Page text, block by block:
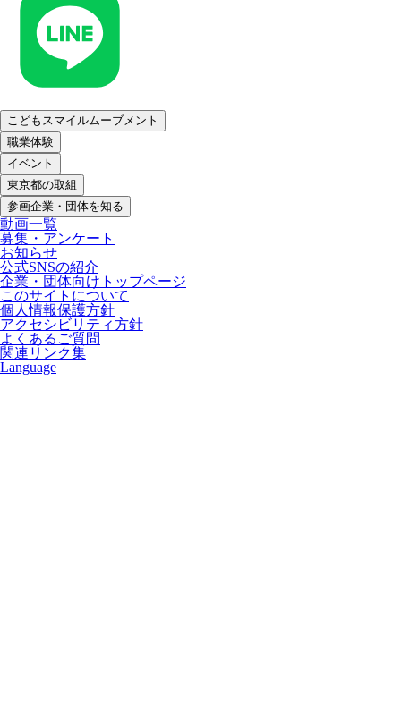
こどもスマイルムーブメント
職業体験
イベント
東京都の取組
参画企業・団体を知る
動画一覧
募集・アンケート
お知らせ
公式SNSの紹介
企業・団体向けトップページ
このサイトについて
個人情報保護方針
アクセシビリティ方針
よくあるご質問
関連リンク集
Language